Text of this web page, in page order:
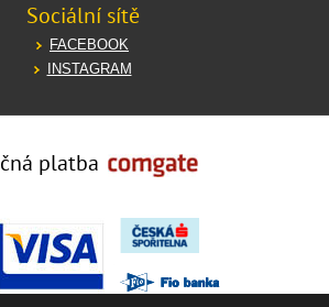
Sociální sítě
FACEBOOK
INSTAGRAM
platba